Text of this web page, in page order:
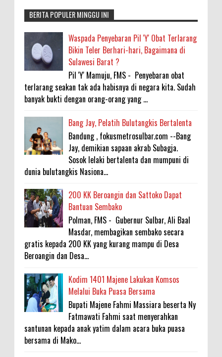
BERITA POPULER MINGGU INI
Waspada Penyebaran Pil 'Y' Obat Terlarang
Bikin Teler Berhari-hari, Bagaimana di
Sulawesi Barat ?
Pil 'Y' Mamuju, FMS - Penyebaran obat
terlarang seakan tak ada habisnya di negara kita. Sudah
banyak bukti dengan orang-orang yang ...
Bang Jay, Pelatih Bulutangkis Bertalenta
Bandung , fokusmetrosulbar.com --Bang
Jay, demikian sapaan akrab Subagja.
Sosok lelaki bertalenta dan mumpuni di
dunia bulutangkis Nasiona...
200 KK Beroangin dan Sattoko Dapat
Bantuan Sembako
Polman, FMS - Gubernur Sulbar, Ali Baal
Masdar, membagikan sembako secara
gratis kepada 200 KK yang kurang mampu di Desa
Beroangin dan Desa...
Kodim 1401 Majene Lakukan Komsos
Melalui Buka Puasa Bersama
Bupati Majene Fahmi Massiara beserta Ny
Fatmawati Fahmi saat menyerahkan
santunan kepada anak yatim dalam acara buka puasa
bersama di Mako...